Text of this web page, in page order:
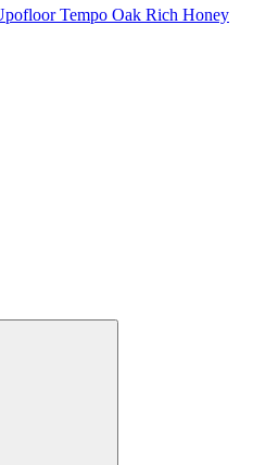
Tempo Oak Rich Honey